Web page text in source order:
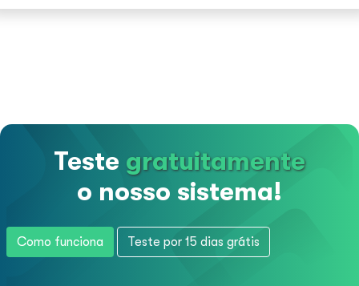
Teste gratuitamente
o nosso sistema!
Como funciona Teste por 15 dias grátis